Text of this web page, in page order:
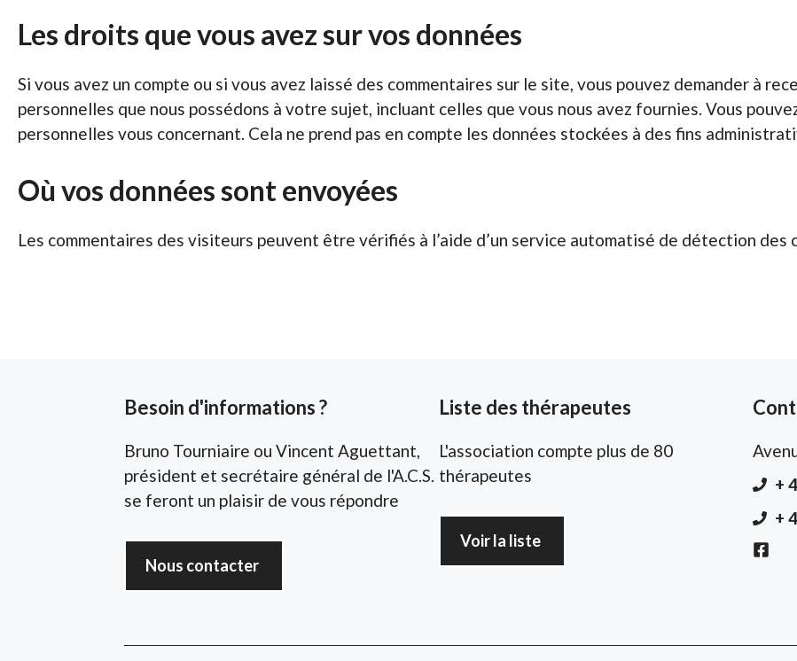
Les droits que vous avez sur vos données
Si vous avez un compte ou si vous avez laissé des commentaires sur le site, vous pouvez demander à
personnelles que nous possédons à votre sujet, incluant celles que vous nous avez fournies. Vous
personnelles vous concernant. Cela ne prend pas en compte les données stockées à des fins
Où vos données sont envoyées
Les commentaires des visiteurs peuvent être vérifiés à l’aide d’un service automatisé de détection des
Besoin d'informations ?
Bruno Tourniaire ou Vincent Aguettant,
président et secrétaire général de l'A.C.S.
se feront un plaisir de vous répondre
Nous contacter
Liste des thérapeutes
L'association compte plus de 80
thérapeutes
Voir la liste
+
+